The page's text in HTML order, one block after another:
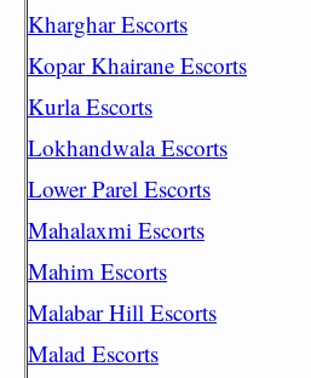
Kharghar Escorts
Kopar Khairane Escorts
Kurla Escorts
Lokhandwala Escorts
Lower Parel Escorts
Mahalaxmi Escorts
Mahim Escorts
Malabar Hill Escorts
Malad Escorts